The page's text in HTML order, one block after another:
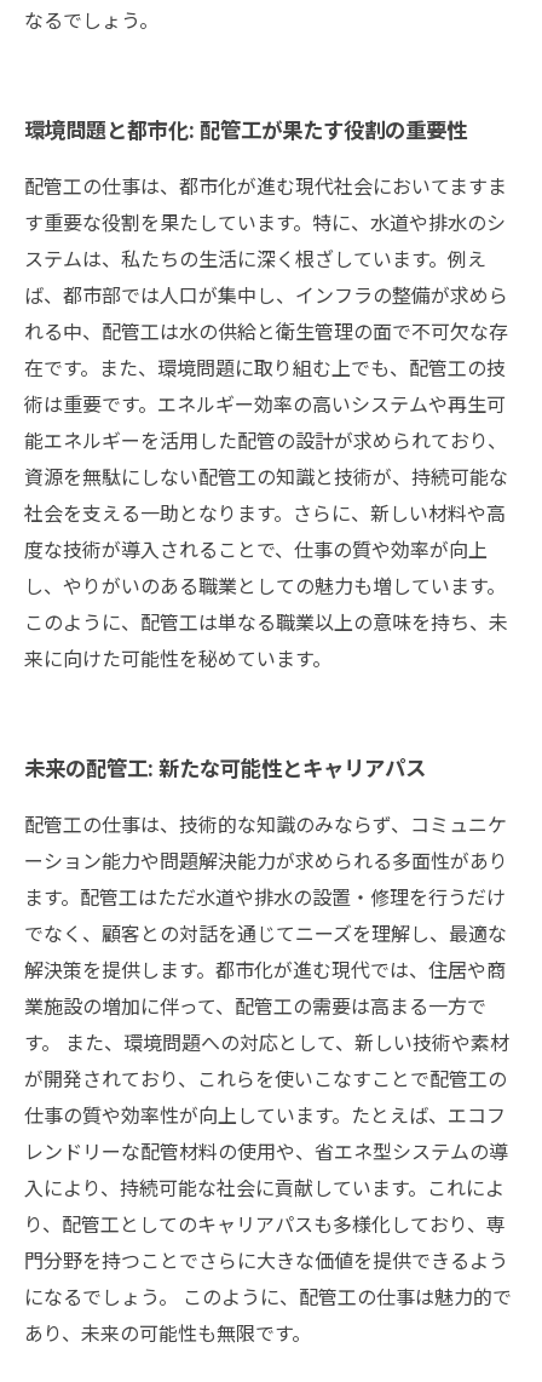
なるでしょう。
環境問題と都市化: 配管工が果たす役割の重要性
配管工の仕事は、都市化が進む現代社会においてますま
す重要な役割を果たしています。特に、水道や排水のシ
ステムは、私たちの生活に深く根ざしています。例え
ば、都市部では人口が集中し、インフラの整備が求めら
れる中、配管工は水の供給と衛生管理の面で不可欠な存
在です。また、環境問題に取り組む上でも、配管工の技
術は重要です。エネルギー効率の高いシステムや再生可
能エネルギーを活用した配管の設計が求められており、
資源を無駄にしない配管工の知識と技術が、持続可能な
社会を支える一助となります。さらに、新しい材料や高
度な技術が導入されることで、仕事の質や効率が向上
し、やりがいのある職業としての魅力も増しています。
このように、配管工は単なる職業以上の意味を持ち、未
来に向けた可能性を秘めています。
未来の配管工: 新たな可能性とキャリアパス
配管工の仕事は、技術的な知識のみならず、コミュニケ
ーション能力や問題解決能力が求められる多面性があり
ます。配管工はただ水道や排水の設置・修理を行うだけ
でなく、顧客との対話を通じてニーズを理解し、最適な
解決策を提供します。都市化が進む現代では、住居や商
業施設の増加に伴って、配管工の需要は高まる一方で
す。 また、環境問題への対応として、新しい技術や素材
が開発されており、これらを使いこなすことで配管工の
仕事の質や効率性が向上しています。たとえば、エコフ
レンドリーな配管材料の使用や、省エネ型システムの導
入により、持続可能な社会に貢献しています。これによ
り、配管工としてのキャリアパスも多様化しており、専
門分野を持つことでさらに大きな価値を提供できるよう
になるでしょう。 このように、配管工の仕事は魅力的で
あり、未来の可能性も無限です。